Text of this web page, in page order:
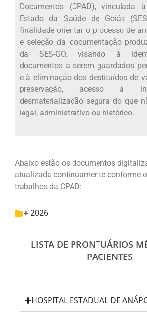
Documentos (CPAD), vinculada
Estado da Saúde de Goiás
finalidade orientar o processo de
e seleção da documentação
da SES-GO, visando à
documentos a serem guardados
e à eliminação dos destituídos de
preservação, acesso à
desmaterialização segura do que
legal, administrativo ou histórico.
Abaixo estão os documentos
atualizada continuamente conforme
trabalhos da CPAD:
2026
LISTA DE PRONTUÁRIOS
PACIENTES
HOSPITAL ESTADUAL DE